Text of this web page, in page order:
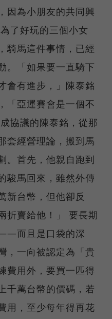
因為小朋友的共同興
了好玩的三個小女
騎馬這件事情，已經
。「如果要一直騎下
會有進步，」陳泰銘
「亞運賽會是一個不
協議的陳泰銘，從那
套經營理論，搬到馬
。首先，他親自跑到
駿馬回來，雖然外傳
新台幣，但他卻反
折賣給他！」 要長期
而且是口袋的深
，一向被認定為「貴
費用外，要買一匹得
千萬台幣的價碼，若
用，至少每年得再花